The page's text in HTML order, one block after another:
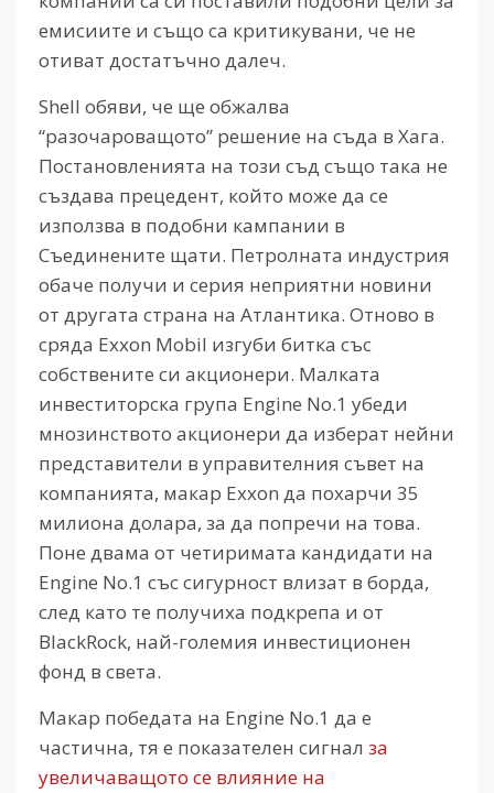
емисиите и също са критикувани, че не
отиват достатъчно далеч.
Shell обяви, че ще обжалва
“разочароващото” решение на съда в Хага.
Постановленията на този съд също така не
създава прецедент, който може да се
използва в подобни кампании в
Съединените щати. Петролната индустрия
обаче получи и серия неприятни новини
от другата страна на Атлантика. Отново в
сряда Exxon Mobil изгуби битка със
собствените си акционери. Малката
инвеститорска група Engine No.1 убеди
мнозинството акционери да изберат нейни
представители в управителния съвет на
компанията, макар Exxon да похарчи 35
милиона долара, за да попречи на това.
Поне двама от четиримата кандидати на
Engine No.1 със сигурност влизат в борда,
след като те получиха подкрепа и от
BlackRock, най-големия инвестиционен
фонд в света.
Макар победата на Engine No.1 да е
частична, тя е показателен сигнал за
увеличаващото се влияние на